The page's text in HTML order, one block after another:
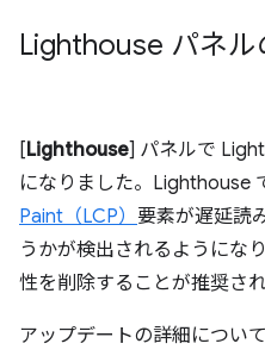
Lighthouse パネ
[Lighthouse] パネルで
になりました。Lighthouse
Paint（LCP） 要素が遅延読
うかが検出されるようにな
性を削除することが推奨さ
アップデートの詳細について